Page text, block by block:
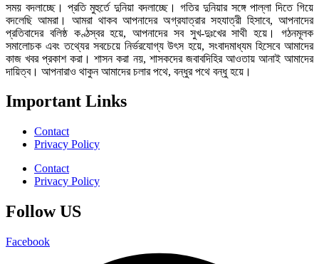
সময় বদলাচ্ছে। প্রতি মুহুর্তে দুনিয়া বদলাচ্ছে। গতির দুনিয়ার সঙ্গে পাল্লা দিতে গিয়ে
বদলেছি আমরা। আমরা থাকব আপনাদের অগ্রযাত্রার সহযাত্রী হিসাবে, আপনাদের
প্রতিবাদের বলিষ্ঠ কণ্ঠস্বর হয়ে, আপনাদের সব সুখ-দুঃখের সাথী হয়ে। গঠনমূলক
সমালোচক এবং তথ্যের সবচেয়ে নির্ভরযোগ্য উ‍ৎস হয়ে, সংবাদমাধ্যম হিসেবে আমাদের
কাজ খবর প্রকাশ করা। শাসন করা নয়, শাসকদের জবাবদিহির আওতায় আনাই আমাদের
দায়িত্ব। আপনারাও থাকুন আমাদের চলার পথে, বন্ধুর পথে বন্ধু হয়ে।
Important Links
Contact
Privacy Policy
Contact
Privacy Policy
Follow US
Facebook